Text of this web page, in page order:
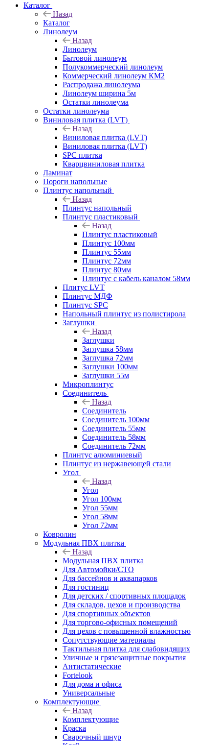
Каталог
Назад
Каталог
Линолеум
Назад
Линолеум
Бытовой линолеум
Полукоммерческий линолеум
Коммерческий линолеум КМ2
Распродажа линолеума
Линолеум ширина 5м
Остатки линолеума
Остатки линолеума
Виниловая плитка (LVT)
Назад
Виниловая плитка (LVT)
Виниловая плитка (LVT)
SPC плитка
Кварцвиниловая плитка
Ламинат
Пороги напольные
Плинтус напольный
Назад
Плинтус напольный
Плинтус пластиковый
Назад
Плинтус пластиковый
Плинтус 100мм
Плинтус 55мм
Плинтус 72мм
Плинтус 80мм
Плинтус с кабель каналом 58мм
Плитус LVT
Плинтус МДФ
Плинтус SPC
Напольный плинтус из полистирола
Заглушки
Назад
Заглушки
Заглушка 58мм
Заглушка 72мм
Заглушки 100мм
Заглушки 55м
Микроплинтус
Соединитель
Назад
Соединитель
Соединитель 100мм
Соединитель 55мм
Соединитель 58мм
Соединитель 72мм
Плинтус алюминиевый
Плинтус из нержавеющей стали
Угол
Назад
Угол
Угол 100мм
Угол 55мм
Угол 58мм
Угол 72мм
Ковролин
Модульная ПВХ плитка
Назад
Модульная ПВХ плитка
Для Автомойки/СТО
Для бассейнов и аквапарков
Для гостиниц
Для детских / спортивных площадок
Для складов, цехов и производства
Для спортивных объектов
Для торгово-офисных помещений
Для цехов с повышенной влажностью
Сопутствующие материалы
Тактильная плитка для слабовидящих
Уличные и грязезащитные покрытия
Антистатические
Fortelook
Для дома и офиса
Универсальные
Комплектующие
Назад
Комплектующие
Краска
Сварочный шнур